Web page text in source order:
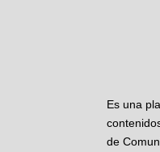
Es una
de